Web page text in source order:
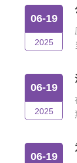
06-19
2025
06-19
2025
06-19